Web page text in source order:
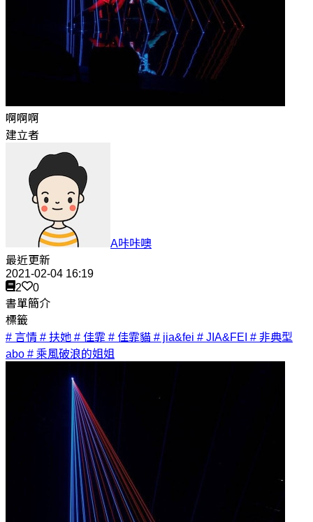
啊啊啊
建立者
A咔咔噢
最近更新
2021-02-04 16:19
2
0
書單簡介
標籤
# 言情 # 扶她 # 佳霏 # 佳霏貓 # jia&fei # JIA&FEI # 非典型
abo # 乘風破浪的姐姐